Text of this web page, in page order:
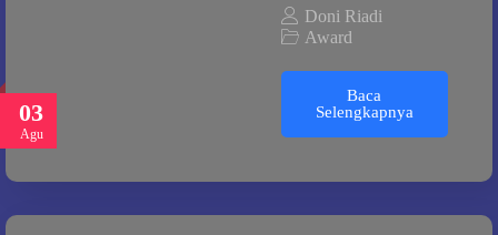
03
Agu
Doni Riadi
Award
Baca
Selengkapnya